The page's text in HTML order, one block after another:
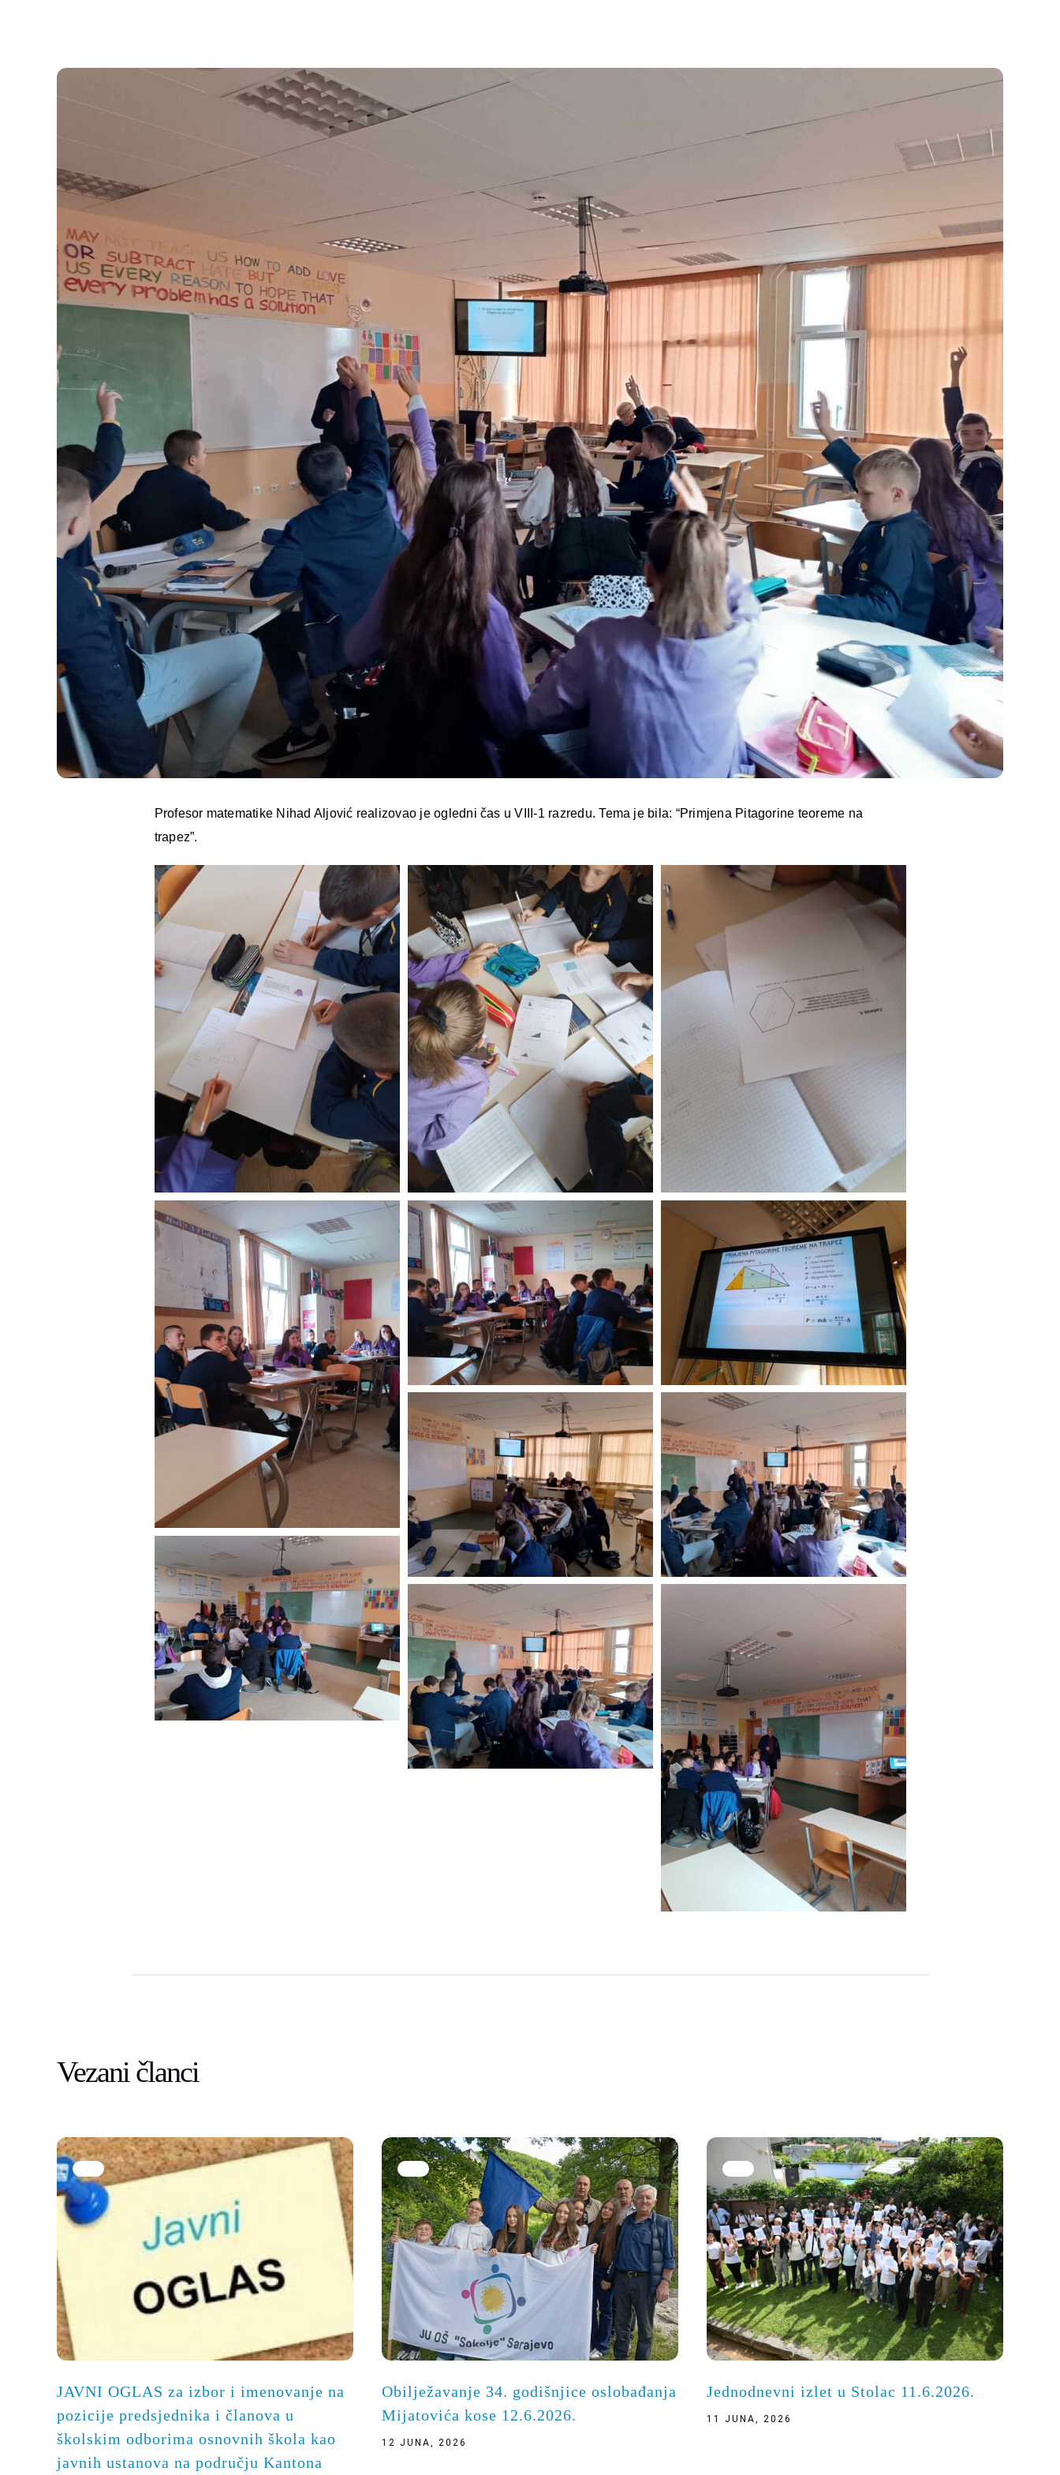
Profesor matematike Nihad Aljović realizovao je ogledni čas u VIII-1 razredu. Tema je bila: “Primjena Pitagorine teoreme na
trapez”.
Vezani članci
JAVNI OGLAS za izbor i imenovanje na
pozicije predsjednika i članova u
školskim odborima osnovnih škola kao
javnih ustanova na području Kantona
Obilježavanje 34. godišnjice oslobađanja
Mijatovića kose 12.6.2026.
12 JUNA, 2026
Jednodnevni izlet u Stolac 11.6.2026.
11 JUNA, 2026